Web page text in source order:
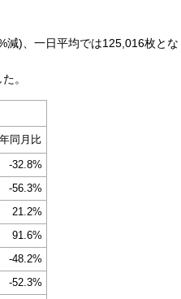
減)、一日平均では125,016枚とな
。
同月比
-32.8%
-56.3%
21.2%
91.6%
-48.2%
-52.3%